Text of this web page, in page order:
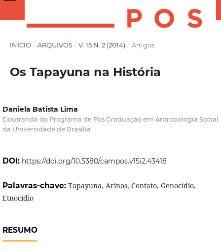
INÍCIO / ARQUIVOS / V. 15 N. 2 (2014) / Artigos
Os Tapayuna na História
Daniela Batista Lima
Doutranda do Programa de Pós Graduação em Antropologia Social
da Universidade de Brasília
DOI: https://doi.org/10.5380/campos.v15i2.43418
Palavras-chave: Tapayuna, Arinos, Contato, Genocídio,
Etnocídio
RESUMO